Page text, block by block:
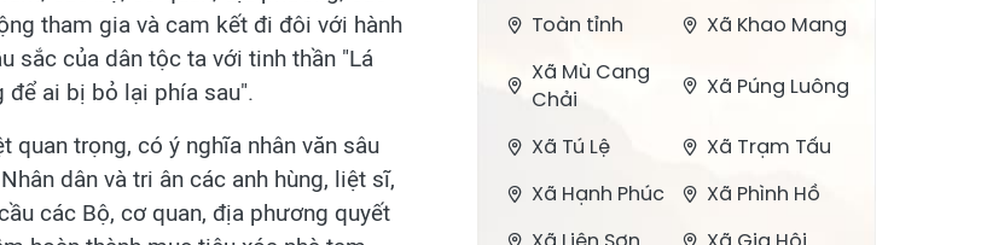
tham gia và cam kết đi đôi với hành
sắc của dân tộc ta với tinh thần "Lá
để ai bị bỏ lại phía sau".
quan trọng, có ý nghĩa nhân văn sâu
dân và tri ân các anh hùng, liệt sĩ,
các Bộ, cơ quan, địa phương quyết
Toàn tỉnh
Xã Khao Mang
Xã Mù Cang
Chải
Xã Púng Luông
Xã Tú Lệ
Xã Trạm Tấu
Xã Hạnh Phúc
Xã Phình Hồ